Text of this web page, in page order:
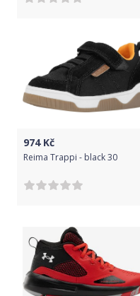
974Kč
Reima Trappi - black 30